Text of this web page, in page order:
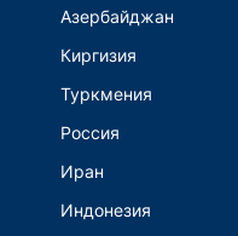
Азербайджан
Киргизия
Туркмения
Россия
Иран
Индонезия